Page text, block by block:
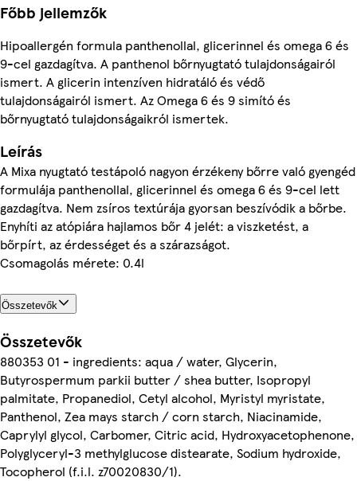
Főbb jellemzők
Hipoallergén formula panthenollal, glicerinnel és omega 6 és
9-cel gazdagítva. A panthenol bőrnyugtató tulajdonságairól
ismert. A glicerin intenzíven hidratáló és védő
tulajdonságairól ismert. Az Omega 6 és 9 simító és
bőrnyugtató tulajdonságaikról ismertek.
Leírás
A Mixa nyugtató testápoló nagyon érzékeny bőrre való gyengéd
formulája panthenollal, glicerinnel és omega 6 és 9-cel lett
gazdagítva. Nem zsíros textúrája gyorsan beszívódik a bőrbe.
Enyhíti az atópiára hajlamos bőr 4 jelét: a viszketést, a
bőrpírt, az érdességet és a szárazságot.
Csomagolás mérete: 0.4l
Összetevők
Összetevők
880353 01 - ingredients: aqua / water, Glycerin,
Butyrospermum parkii butter / shea butter, Isopropyl
palmitate, Propanediol, Cetyl alcohol, Myristyl myristate,
Panthenol, Zea mays starch / corn starch, Niacinamide,
Caprylyl glycol, Carbomer, Citric acid, Hydroxyacetophenone,
Polyglyceryl-3 methylglucose distearate, Sodium hydroxide,
Tocopherol (f.i.l. z70020830/1).